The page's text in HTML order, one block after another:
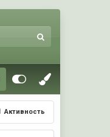
Активность